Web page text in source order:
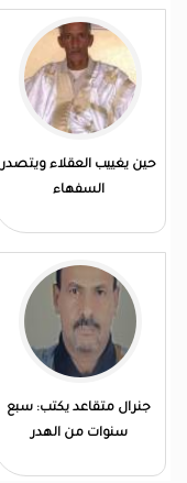
حين يغييب العقلاء ويتصدر
السفهاء
جنرال متقاعد يكتب: سبع
سنوات من الهدر